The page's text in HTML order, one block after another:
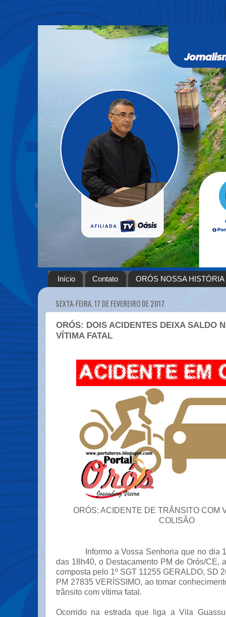
Início Contato ORÓS NOSSA HISTÓRIA
SEXTA-FEIRA, 17 DE FEVEREIRO DE 2017
ORÓS: DOIS ACIDENTES DEIXA SALDO
VÍTIMA FATAL
ORÓS: ACIDENTE DE TRÂNSITO COM
COLISÃO
Informo a Vossa Senhoria que no dia
das 18h40, o Destacamento PM de Orós/CE,
composta pelo 1º SGT 11255 GERALDO, SD
PM 27835 VERÍSSIMO, ao tomar
trânsito com vítima fatal.
Ocorrido na estrada que liga a Vila